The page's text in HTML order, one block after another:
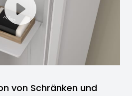
von Schränken und